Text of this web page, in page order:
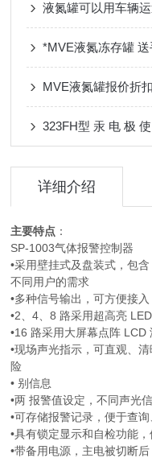
液氮罐可以用车辆
*MVE液氮冻存罐 送
MVE液氮罐报价折
323FH型 汞 电 极
详细介绍
主要特点 ：
SP-1003气体报警控制器
•采用壁挂式及盘装式，包
不同用户的需求
•多种信号输出，可方便接
•2、4、8 路采用超高亮
•16 路采用大屏幕点阵 LCD
•现场声光指示，可直观、
险
• 别信息
•两 报警值设定，不同声光
•可存储报警记录，便于查
•具有锁定显示和自检功能
•带备用电源，主电被切断